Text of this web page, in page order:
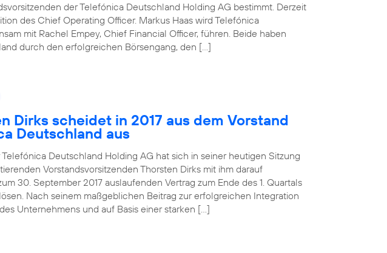
der Telefónica Deutschland Holding AG bestimmt. Derzeit
des Chief Operating Officer. Markus Haas wird Telefónica
mit Rachel Empey, Chief Financial Officer, führen. Beide haben
durch den erfolgreichen Börsengang, den […]
Dirks scheidet in 2017 aus dem Vorstand
Deutschland aus
Deutschland Holding AG hat sich in seiner heutigen Sitzung
Vorstandsvorsitzenden Thorsten Dirks mit ihm darauf
30. September 2017 auslaufenden Vertrag zum Ende des 1. Quartals
Nach seinem maßgeblichen Beitrag zur erfolgreichen Integration
Unternehmens und auf Basis einer starken […]